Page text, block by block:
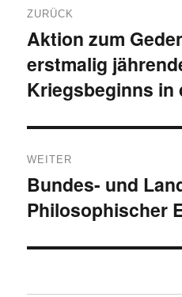
ZURÜCK
Vorheriger
Beitrag:
Aktion zum
erstmalig
Kriegsbeginns in
WEITER
Nächster
Beitrag:
Bundes- und
Philosophischer